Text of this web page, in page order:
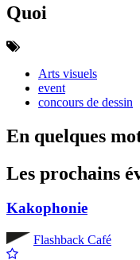
Quoi
Arts visuels
event
concours de dessin
En quelques
Les prochains
Kakophonie
Flashback Café